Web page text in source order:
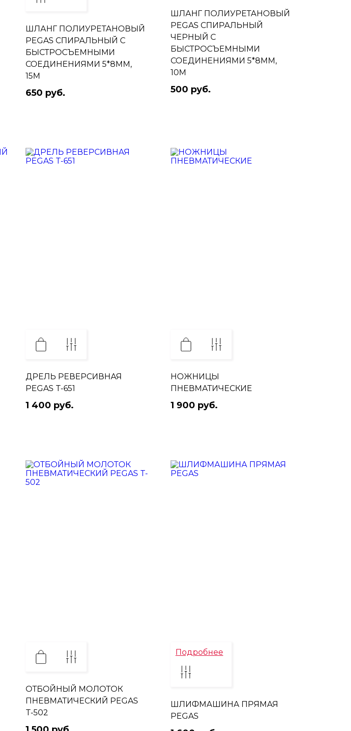
ШЛАНГ ПОЛИУРЕТАНОВЫЙ
PEGAS СПИРАЛЬНЫЙ С
БЫСТРОСЪЕМНЫМИ
СОЕДИНЕНИЯМИ 5*8ММ,
15М
650 руб.
ШЛАНГ ПОЛИУРЕТАНОВЫЙ
PEGAS СПИРАЛЬНЫЙ
ЧЕРНЫЙ С
БЫСТРОСЪЕМНЫМИ
СОЕДИНЕНИЯМИ 5*8ММ,
10М
500 руб.
ДРЕЛЬ РЕВЕРСИВНАЯ
PEGAS T-651
1 400 руб.
НОЖНИЦЫ
ПНЕВМАТИЧЕСКИЕ
1 900 руб.
ОТБОЙНЫЙ МОЛОТОК
ПНЕВМАТИЧЕСКИЙ PEGAS
T-502
Подробнее
ШЛИФМАШИНА ПРЯМАЯ
PEGAS